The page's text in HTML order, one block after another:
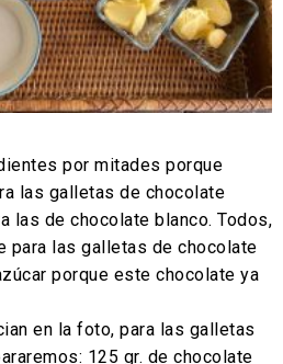
por mitades porque
las galletas de chocolate
las de chocolate blanco. Todos,
para las galletas de chocolate
porque este chocolate ya
en la foto, para las galletas
125 gr. de chocolate